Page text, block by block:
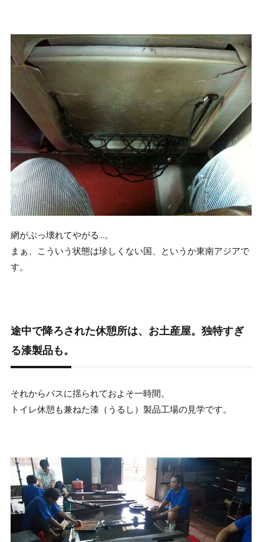
網がぶっ壊れてやがる…。
まぁ、こういう状態は珍しくない国、というか東南アジアで
す。
途中で降ろされた休憩所は、お土産屋。独特すぎ
る漆製品も。
それからバスに揺られておよそ一時間。
トイレ休憩も兼ねた漆（うるし）製品工場の見学です。